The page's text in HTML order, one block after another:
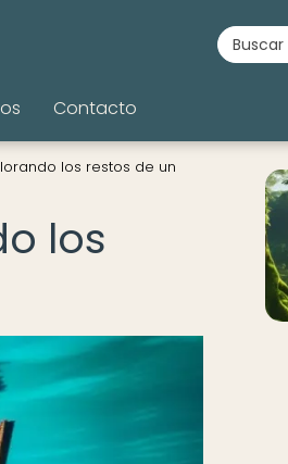
Contacto
los restos de un
los